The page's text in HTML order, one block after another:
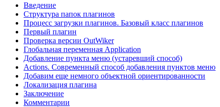
Введение
Структура папок плагинов
Процесс загрузки плагинов. Базовый класс плагинов
Первый плагин
Проверка версии OutWiker
Глобальная переменная Application
Добавление пункта меню (устаревший способ)
Actions. Современный способ добавления пунктов меню
Добавим еще немного объектной ориентированности
Локализация плагина
Заключение
Комментарии